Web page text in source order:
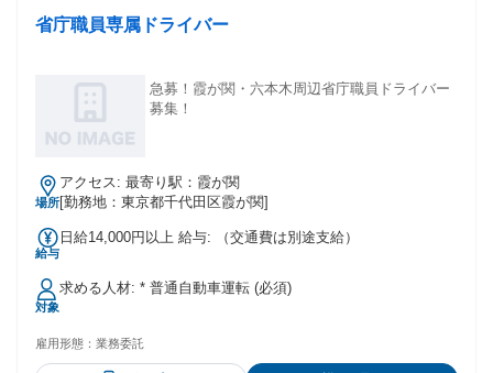
円〜580,000円 ・4等級：350,000円〜770,000円 ・5等級：
420,000円〜990,000円 ※幅は等級により異なります。 ※今回
手当 ・交通費：支給（上限150,000円／月） ・残業手当：全
額支給 ・役職手当：2,500円〜100,000円（役職により異なり
ます） ◤￣￣￣￣￣￣￣￣ ❖ 賞与あり 年2回／計2ヶ月分＋
／月（前年度実績）
募資格に加えて、上記のいずれかのご経験がある方は、優先
られる方 ② 長期的な信頼関係構築を重視した営業スタイルの
方 ③ 将来的に経営に携わりたいという向上心をお持ちの方
④ 少数精鋭の環境で、裁量を持って仕事を進めたい方 ⑤ 国
内外問わず、幅広い相手と円滑にコミュニケーションが取れ
英語レベル】 ・意思疎通ができればOK（流暢さより伝える姿
勢が大事です） ・技術的な話は「その単語は何ですか？」と
商談ができるレベルで十分です ▶【英語を使う場面】 ● メー
・基本方針：会って話すことを重視 ・海外出張時の商談 ・海
必要に応じて ・初めましての相手とはリモートで挨拶 ・ビジ
ネスに繋がると判断した場合は出張も実施 「メール」「電
省庁職員専属ドライバー
急募！霞が関・六本木周辺省庁職員ドライバー
募集！
場所
アクセス: 最寄り駅：霞が関
[勤務地：東京都千代田区霞が関]
給与
日給14,000円以上 給与: （交通費は別途支給）
対象
求める人材: * 普通自動車運転 (必須)
雇用形態： 業務委託